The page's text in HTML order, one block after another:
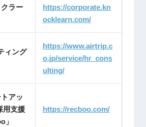
ラー
https://corporate.kn
ocklearn.com/
ィング
https://www.airtrip.c
o.jp/service/hr_cons
ulting/
アッ
用支援
」
https://recboo.com/